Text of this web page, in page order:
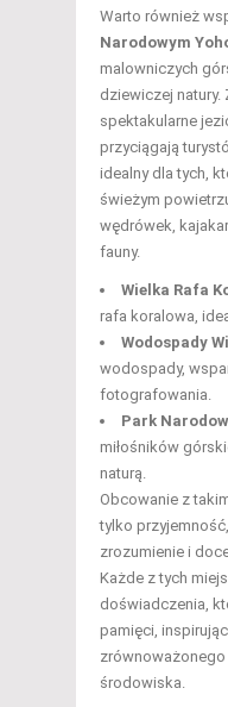
Warto również
Narodowym
malowniczych
dziewiczej natury.
spektakularne
przyciągają
idealny dla tych,
świeżym
wędrówek,
fauny.
Wielka Rafa
rafa koralowa,
Wodospady
wodospady,
fotografowania.
Park
miłośników
naturą.
Obcowanie z
tylko
zrozumienie i
Każde z tych
doświadczenia,
pamięci,
środowiska.